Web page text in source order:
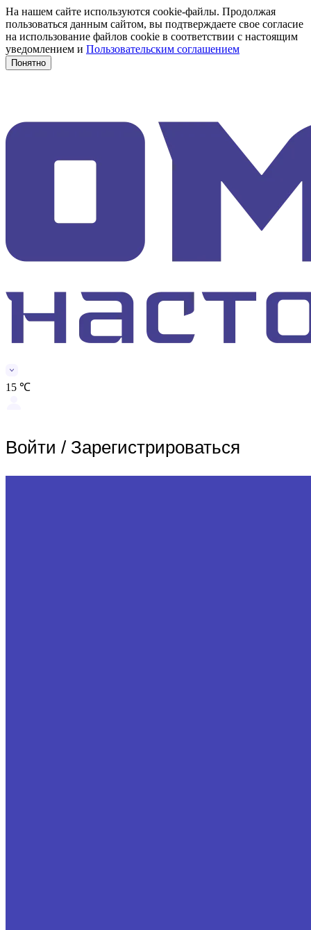
На нашем сайте используются cookie-файлы. Продолжая
пользоваться данным сайтом, вы подтверждаете свое согласие
на использование файлов cookie в соответствии с настоящим
уведомлением и Пользовательским соглашением
Понятно
15 ℃
Войти / Зарегистрироваться